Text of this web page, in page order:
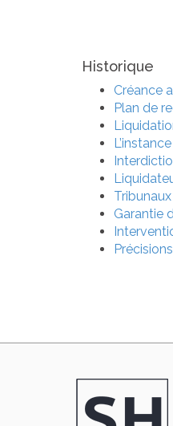
Historique
Créance
Plan de
Garantie